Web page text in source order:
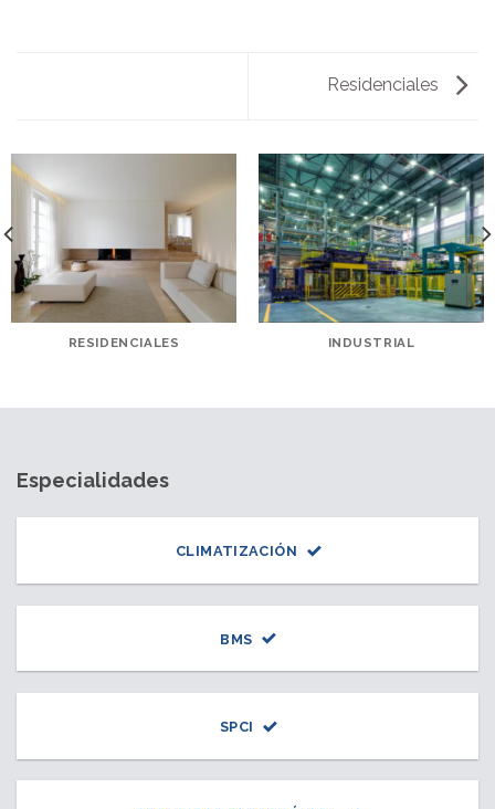
Residenciales
RESIDENCIALES INDUSTRIAL
Especialidades
CLIMATIZACIÓN
BMS
SPCI